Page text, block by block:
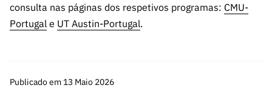
consulta nas páginas dos respetivos programas: CMU-
Portugal e UT Austin-Portugal.
Publicado em 13 Maio 2026